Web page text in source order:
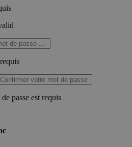
passe est requis